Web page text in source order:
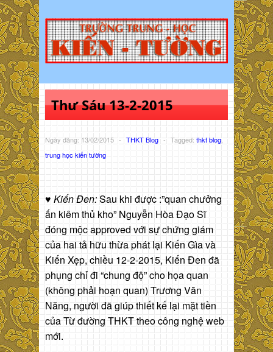
Thư Sáu 13-2-2015
Ngày đăng: 13/02/2015 - THKT Blog - Tagged: thkt blog
trung học kiến tường
♥ Kiến Đen:Sau khi được :”quan chưởng
ấn kiêm thủ kho” Nguyễn Hòa Đạo Sĩ
đóng mộc approved với sự chứng giám
của hai tả hữu thừa phát lại Kiến Gìa và
Kiến Xẹp, chiều 12-2-2015, Kiến Đen đã
phụng chỉ đi “chung độ” cho họa quan
(không phải hoạn quan) Trương Văn
Năng, người đã giúp thiết kế lại mặt tiền
của Từ đường THKT theo công nghệ web
mới.